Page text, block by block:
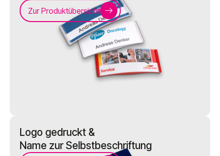
Zur Produktübersicht
Logo gedruckt &
Name zur Selbstbeschriftung